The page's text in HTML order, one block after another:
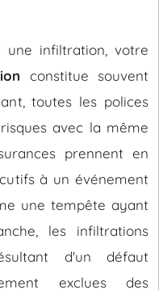
une infiltration, votre
constitue souvent
toutes les polices
avec la même
prennent en
à un événement
une tempête ayant
les infiltrations
d'un défaut
exclues des